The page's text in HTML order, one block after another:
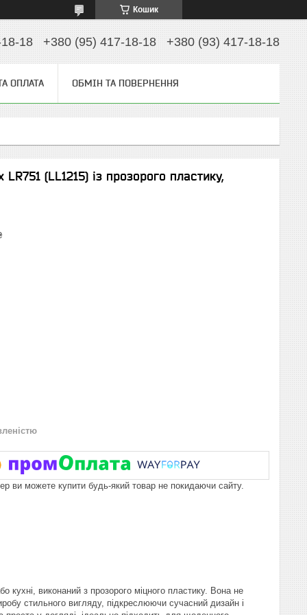
Кошик
18 +380 (95) 417-18-18 +380 (93) 417-18-18
ОПЛАТА ОБМІН ТА ПОВЕРНЕННЯ
(LL1215) із прозорого пластику,
ви можете купити будь-який товар не покидаючи сайту.
виконаний з прозорого міцного пластику. Вона не
стильного вигляду, підкреслюючи сучасний дизайн і